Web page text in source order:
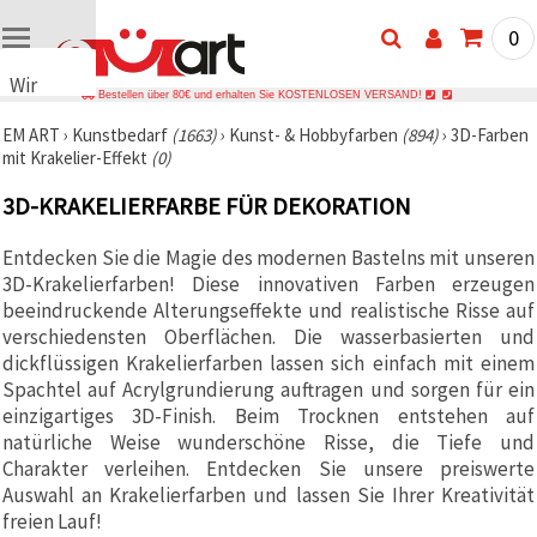
Wir
Cookies
🍪 Wir
Cookies
ähnliche
Technologien,
um das
ordnungsgemäße
Funktionieren
der Website
sicherzustellen,
Ihr
Nutzungserlebnis
zu
verbessern
und, mit
Ihrer
Einwilligung,
den
0
Bestellen über 80€ und erhalten Sie KOSTENLOSEN VERSAND!
EM ART › Kunstbedarf (1663)› Kunst- & Hobbyfarben (894)› 3D-Farben
mit Krakelier-Effekt (0)
3D-KRAKELIERFARBE FÜR DEKORATION
Entdecken Sie die Magie des modernen Bastelns mit unseren
3D-Krakelierfarben! Diese innovativen Farben erzeugen
beeindruckende Alterungseffekte und realistische Risse auf
verschiedensten Oberflächen. Die wasserbasierten und
dickflüssigen Krakelierfarben lassen sich einfach mit einem
Spachtel auf Acrylgrundierung auftragen und sorgen für ein
einzigartiges 3D-Finish. Beim Trocknen entstehen auf
natürliche Weise wunderschöne Risse, die Tiefe und
Charakter verleihen. Entdecken Sie unsere preiswerte
Auswahl an Krakelierfarben und lassen Sie Ihrer Kreativität
freien Lauf!